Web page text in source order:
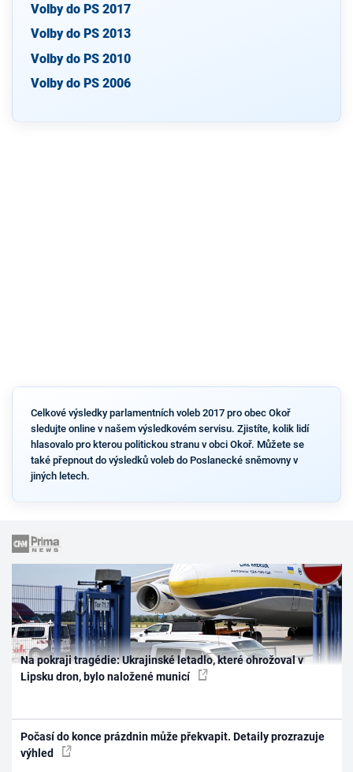
Volby do PS 2017
Volby do PS 2013
Volby do PS 2010
Volby do PS 2006
Celkové výsledky parlamentních voleb 2017 pro obec Okoř
sledujte online v našem výsledkovém servisu. Zjistíte, kolik lidí
hlasovalo pro kterou politickou stranu v obci Okoř. Můžete se
také přepnout do výsledků voleb do Poslanecké sněmovny v
jiných letech.
Na pokraji tragédie: Ukrajinské letadlo, které ohrožoval v
Lipsku dron, bylo naložené municí
Počasí do konce prázdnin může překvapit. Detaily prozrazuje
výhled